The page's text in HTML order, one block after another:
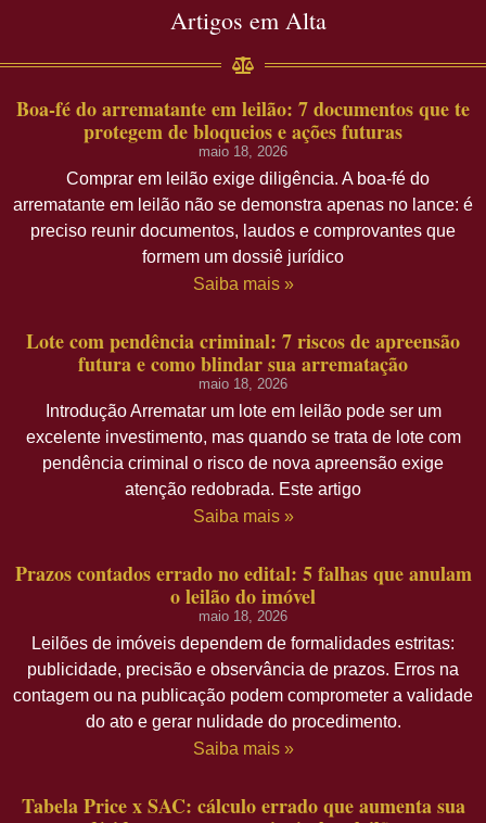
Artigos em Alta
Boa-fé do arrematante em leilão: 7 documentos que te
protegem de bloqueios e ações futuras
maio 18, 2026
Comprar em leilão exige diligência. A boa-fé do
arrematante em leilão não se demonstra apenas no lance: é
preciso reunir documentos, laudos e comprovantes que
formem um dossiê jurídico
Saiba mais »
Lote com pendência criminal: 7 riscos de apreensão
futura e como blindar sua arrematação
maio 18, 2026
Introdução Arrematar um lote em leilão pode ser um
excelente investimento, mas quando se trata de lote com
pendência criminal o risco de nova apreensão exige
atenção redobrada. Este artigo
Saiba mais »
Prazos contados errado no edital: 5 falhas que anulam
o leilão do imóvel
maio 18, 2026
Leilões de imóveis dependem de formalidades estritas:
publicidade, precisão e observância de prazos. Erros na
contagem ou na publicação podem comprometer a validade
do ato e gerar nulidade do procedimento.
Saiba mais »
Tabela Price x SAC: cálculo errado que aumenta sua